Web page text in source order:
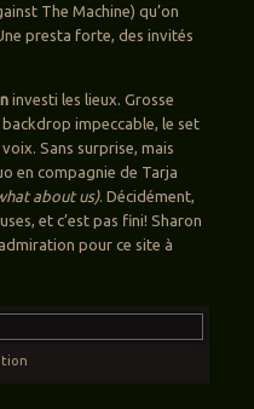
The Machine) qu’on
presta forte, des invités
investi les lieux. Grosse
impeccable, le set
Sans surprise, mais
en compagnie de Tarja
about us). Décidément,
et c’est pas fini! Sharon
pour ce site à